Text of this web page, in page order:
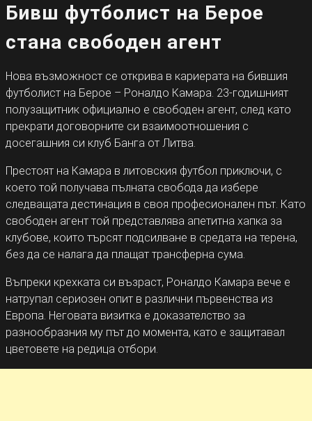
Бивш футболист на Берое
стана свободен агент
Нова възможност се открива в кариерата на бившия
футболист на Берое – Роналдо Камара. 23-годишният
полузащитник официално е свободен агент, след като
прекрати договорните си взаимоотношения с
досегашния си клуб Банга от Литва.
Престоят на Камара в литовския футбол приключи, с
което той получава пълната свобода да избере
следващата дестинация в своя професионален път. Като
свободен агент той представлява апетитна хапка за
клубове, които търсят подсилване в средата на терена,
без да се налага да плащат трансферна сума.
Въпреки крехката си възраст, Роналдо Камара вече е
натрупал сериозен опит в различни първенства из
Европа. Неговата визитка е доказателство за
разнообразния му път до момента, като е защитавал
цветовете на редица отбори.